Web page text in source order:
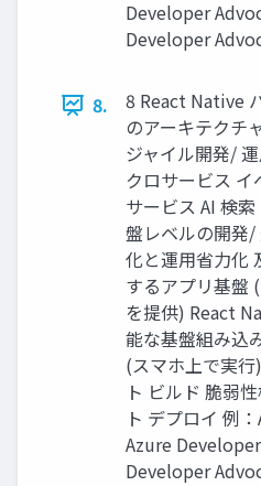
Developer
Developer
8.
8 React Native
のアーキテクチ
ジャイル開発/
クロサービス イ
サービス AI 検
盤レベルの開発
化と運用省⼒化
するアプリ基盤
を提供) React
能な基盤組み込
(スマホ上で実
ト ビルド 脆弱
ト デプロイ 例
Azure
Developer